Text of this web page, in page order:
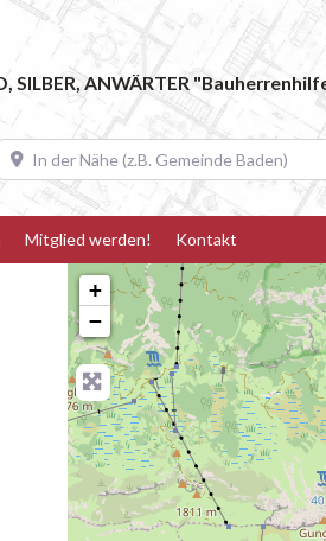
ANWÄRTER
der Nähe (z.B. Gemeinde Baden)
Mitglied werden! Kontakt
+
−